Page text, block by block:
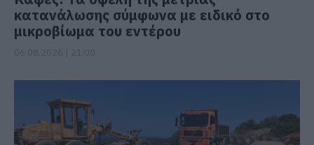
κατανάλωσης σύμφωνα με ειδικό στο
μικροβίωμα του εντέρου